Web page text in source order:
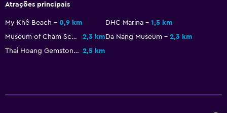
Atrações principais
My Khê Beach 0,9 km DHC Marina
1,5 km
Museum of Cham Sculpture
2,3 kmDa Nang Museum
2,3 km
Thai Hoang Gemstone Painting 2,5 km